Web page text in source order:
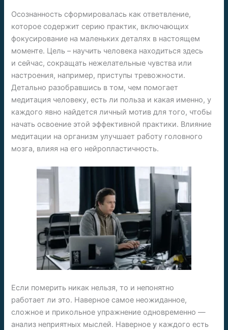
Осознанность сформировалась как ответвление,
которое содержит серию практик, включающих
фокусирование на маленьких деталях в настоящем
моменте. Цель – научить человека находиться здесь
и сейчас, сокращать нежелательные чувства или
настроения, например, приступы тревожности.
Детально разобравшись в том, чем помогает
медитация человеку, есть ли польза и какая именно, у
каждого явно найдется личный мотив для того, чтобы
начать освоение этой эффективной практики. Влияние
медитации на организм улучшает работу головного
мозга, влияя на его нейропластичность.
Если померить никак нельзя, то и непонятно
работает ли это. Наверное самое неожиданное,
сложное и прикольное упражнение одновременно —
анализ неприятных мыслей. Наверное у каждого есть